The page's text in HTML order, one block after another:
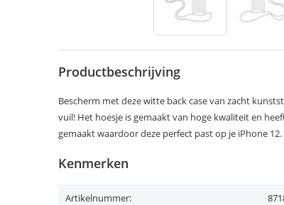
Productbeschrijving
Bescherm met deze witte back case van zacht
vuil! Het hoesje is gemaakt van hoge kwaliteit en
gemaakt waardoor deze perfect past op je iPhone 12.
Kenmerken
Artikelnummer: